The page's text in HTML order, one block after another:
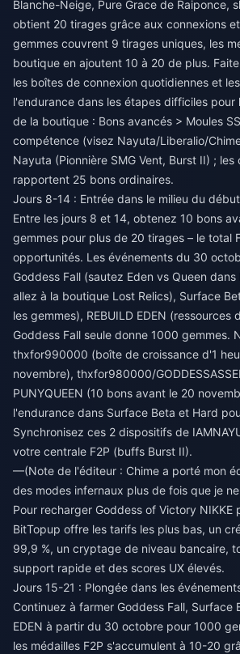
Blanche-Neige, Pure Grace de Raiponce,
obtient 20 tirages grâce aux connexions
gemmes couvrent 9 tirages uniques, les
boutique en ajoutent 10 à 20 de plus.
les boîtes de connexion quotidiennes et
l'endurance dans les étapes difficiles pour
de la boutique : Bons avancés > Moules
compétence (visez Nayuta/Liberalio/
Nayuta (Pionnière SMG Vent, Burst II) ;
rapportent 25 bons ordinaires.
Jours 8-14 : Entrée dans le milieu du
Entre les jours 8 et 14, obtenez 10 bons
gemmes pour plus de 20 tirages – le total
opportunités. Les événements du 30
Goddess Fall (sautez Eden vs Queen
allez à la boutique Lost Relics), Surface
les gemmes), REBUILD EDEN
Goddess Fall seule donne 1000 gemmes.
thxfor990000 (boîte de croissance d'1
novembre), thxfor980000/
PUNYQUEEN (10 bons avant le 20
l'endurance dans Surface Beta et Hard
Synchronisez ces 2 dispositifs de
votre centrale F2P (buffs Burst II).
—(Note de l'éditeur : Chime a porté mon
des modes infernaux plus de fois que je
Pour recharger Goddess of Victory NIKKE
BitTopup offre les tarifs les plus bas, un
99,9 %, un cryptage de niveau bancaire,
support rapide et des scores UX élevés.
Jours 15-21 : Plongée dans les
Continuez à farmer Goddess Fall, Surface
EDEN à partir du 30 octobre pour 1000
les médailles F2P s'accumulent à 10-20